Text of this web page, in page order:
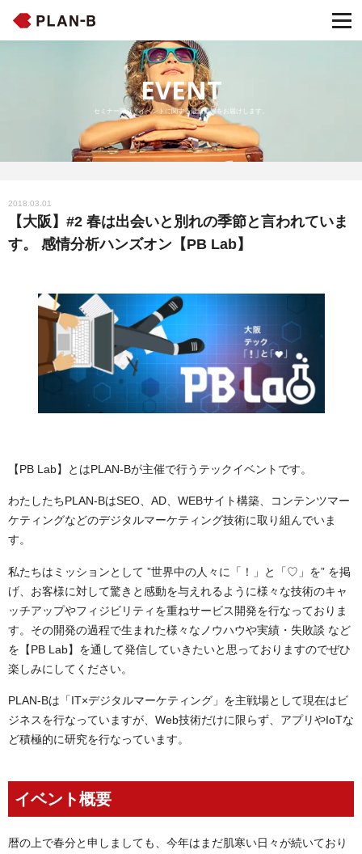
EVENT
セミナー開催・イベントに関する最新情報をお届けします。
2018.03.01
【大阪】#2 春は出会いと別れの季節と言われていま
す。 感情分析ハンズオン【PB Lab】
【PB Lab】とはPLAN-Bが主催で行うテックイベントです。
わたしたちPLAN-BはSEO、AD、WEBサイト構築、コンテンツマー
ケティングなどのデジタルマーケティング技術に取り組んでいま
す。
私たちはミッションとして ”世界中の人々に「！」と「♡」を” を掲
げ、お客様に対して驚きと感動を与えれるように様々な技術のキャ
ッチアップやフィジビリティを重ねサービス開発を行なっておりま
す。その開発の過程で生まれた様々なノウハウや実績・失敗談 など
を【PB Lab】を通して発信していきたいと思っておりますのでぜひ
楽しみにしてください。
PLAN-Bは「IT×デジタルマーケティング」を主戦場として現在はビ
ジネスを行なっていますが、Web技術だけに限らず、アプリやIoTな
ど積極的に研究を行なっています。
イベント概要
暦の上で春分と申しましても、今年はまだ肌寒い日々が続いており